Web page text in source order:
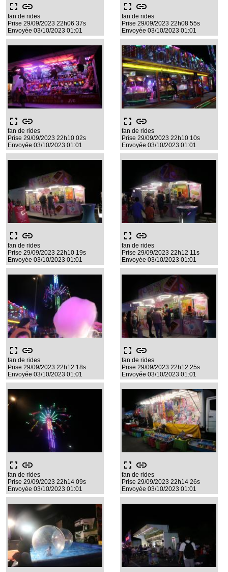
fullscreen link
fan de rides
Prise 29/09/2023 22h06 37s
Envoyée 03/10/2023 01:01
fullscreen link
fan de rides
Prise 29/09/2023 22h08 55s
Envoyée 03/10/2023 01:01
fullscreen link
fan de rides
Prise 29/09/2023 22h10 02s
Envoyée 03/10/2023 01:01
fullscreen link
fan de rides
Prise 29/09/2023 22h10 10s
Envoyée 03/10/2023 01:01
fullscreen link
fan de rides
Prise 29/09/2023 22h10 19s
Envoyée 03/10/2023 01:01
fullscreen link
fan de rides
Prise 29/09/2023 22h12 11s
Envoyée 03/10/2023 01:01
fullscreen link
fan de rides
Prise 29/09/2023 22h12 18s
Envoyée 03/10/2023 01:01
fullscreen link
fan de rides
Prise 29/09/2023 22h12 25s
Envoyée 03/10/2023 01:01
fullscreen link
fan de rides
Prise 29/09/2023 22h14 09s
Envoyée 03/10/2023 01:01
fullscreen link
fan de rides
Prise 29/09/2023 22h14 26s
Envoyée 03/10/2023 01:01